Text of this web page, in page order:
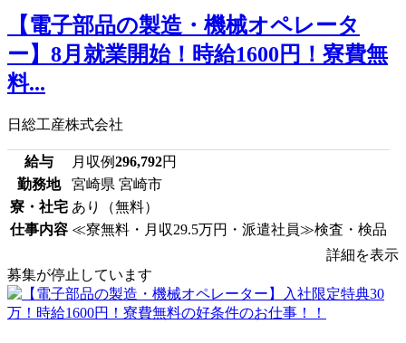
【電子部品の製造・機械オペレータ
ー】8月就業開始！時給1600円！寮費無
料...
日総工産株式会社
給与 月収例296,792円
勤務地
宮崎県 宮崎市
寮・社宅 あり（無料）
仕事内容 ≪寮無料・月収29.5万円・派遣社員≫検査・検品
詳細を表示
募集が停止しています